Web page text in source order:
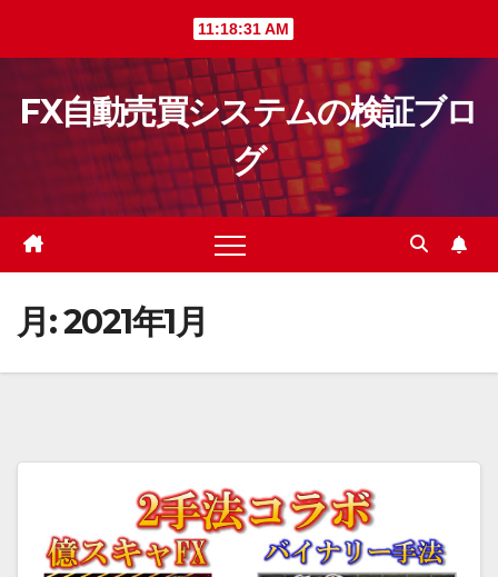
11:18:32 AM
FX自動売買システムの検証ブロ
グ
月:2021年1月